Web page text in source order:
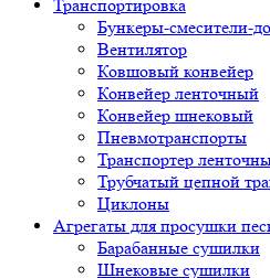
Транспортировка
Бункеры-смесители-
Вентилятор
Ковшовый конвейер
Конвейер ленточный
Конвейер шнековый
Пневмотранспорты
Транспортер
Трубчатый цепной
Циклоны
Агрегаты для просушки
Барабанные сушилки
Шнековые сушилки